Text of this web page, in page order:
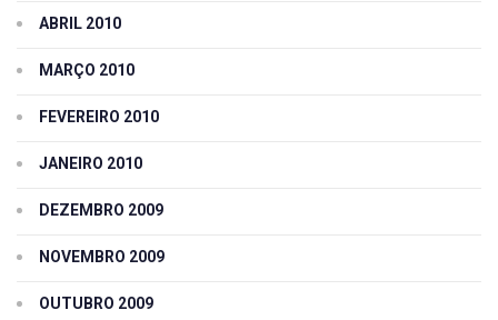
ABRIL 2010
MARÇO 2010
FEVEREIRO 2010
JANEIRO 2010
DEZEMBRO 2009
NOVEMBRO 2009
OUTUBRO 2009